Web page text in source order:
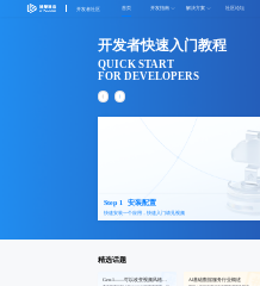
开发者社区 首页 开发指南 解决方案 社区论坛
开发者快速入门教程
QUICK START
FOR DEVELOPERS
Step 1 安装配置
快速安装一个应用，快速入门请见视频
精选话题
Gen-1——可以改变视频风格的AI模型 AI基础数据服务行业概述